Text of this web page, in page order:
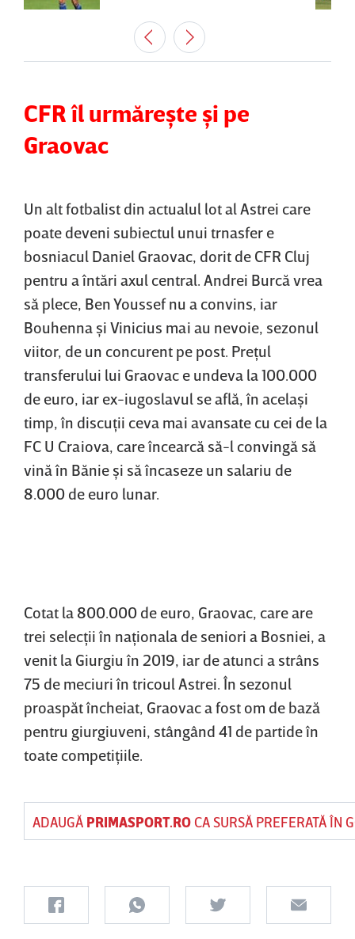
CFR îl urmăreşte şi pe
Graovac
Un alt fotbalist din actualul lot al Astrei care
poate deveni subiectul unui trnasfer e
bosniacul Daniel Graovac, dorit de CFR Cluj
pentru a întări axul central. Andrei Burcă vrea
să plece, Ben Youssef nu a convins, iar
Bouhenna şi Vinicius mai au nevoie, sezonul
viitor, de un concurent pe post. Preţul
transferului lui Graovac e undeva la 100.000
de euro, iar ex-iugoslavul se află, în acelaşi
timp, în discuţii ceva mai avansate cu cei de la
FC U Craiova, care încearcă să-l convingă să
vină în Bănie şi să încaseze un salariu de
8.000 de euro lunar.
Cotat la 800.000 de euro, Graovac, care are
trei selecţii în naţionala de seniori a Bosniei, a
venit la Giurgiu în 2019, iar de atunci a strâns
75 de meciuri în tricoul Astrei. În sezonul
proaspăt încheiat, Graovac a fost om de bază
pentru giurgiuveni, stângând 41 de partide în
toate competiţiile.
ADAUGĂ PRIMASPORT.ROCA SURSĂ PREFERATĂ ÎN